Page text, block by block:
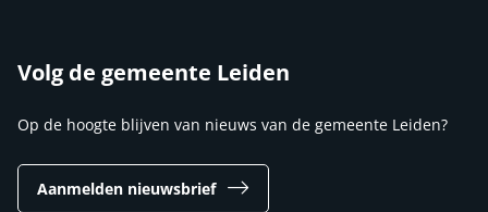
Volg de gemeente Leiden
Op de hoogte blijven van nieuws van de gemeente Leiden?
Aanmelden nieuwsbrief